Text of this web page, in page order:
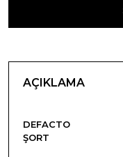
AÇIKLAMA
DEFACTO
ŞORT